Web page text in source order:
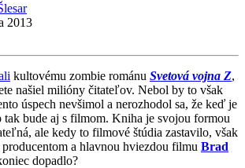
2013
kultovému zombie románu Svetová vojna Z,
našiel milióny čitateľov. Nebol by to však
úspech nevšimol a nerozhodol sa, že keď je
tak bude aj s filmom. Kniha je svojou formou
ale kedy to filmové štúdia zastavilo, však
a hlavnou hviezdou filmu Brad
dopadlo?